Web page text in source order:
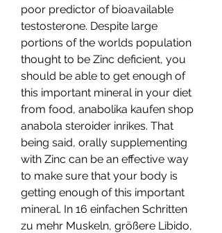
poor predictor of bioavailable
testosterone. Despite large
portions of the worlds population
thought to be Zinc deficient, you
should be able to get enough of
this important mineral in your diet
from food, anabolika kaufen shop
anabola steroider inrikes. That
being said, orally supplementing
with Zinc can be an effective way
to make sure that your body is
getting enough of this important
mineral. In 16 einfachen Schritten
zu mehr Muskeln, größere Libido,